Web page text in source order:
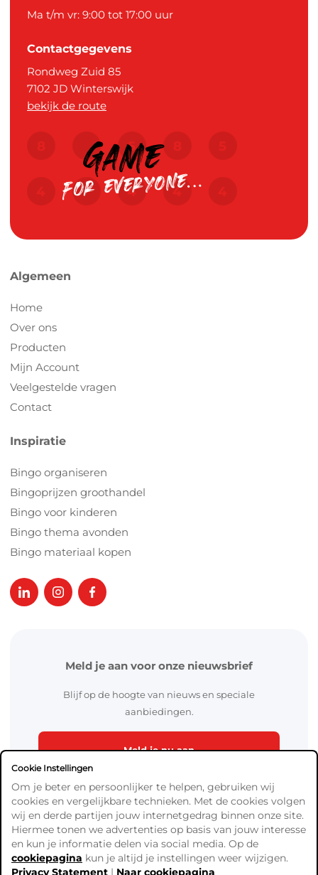
Ma t/m vr: 9:00 tot 17:00 uur
Contactgegevens
Rondweg Zuid 85
7102 JD Winterswijk
bekijk de route
Algemeen
Home
Over ons
Producten
Mijn Account
Veelgestelde vragen
Contact
Inspiratie
Bingo organiseren
Bingoprijzen groothandel
Bingo voor kinderen
Bingo thema avonden
Bingo materiaal kopen
Meld je aan voor onze nieuwsbrief
Blijf op de hoogte van nieuws en speciale
aanbiedingen.
Meld je nu aan
Algemene Voorwaarden
Cookie Instellingen
Om je beter en persoonlijker te helpen, gebruiken wij
cookies en vergelijkbare technieken. Met de cookies volgen
wij en derde partijen jouw internetgedrag binnen onze site.
Hiermee tonen we advertenties op basis van jouw interesse
en kun je informatie delen via social media. Op de
cookiepagina kun je altijd je instellingen weer wijzigen.
Privacy Statement | Naar cookiepagina